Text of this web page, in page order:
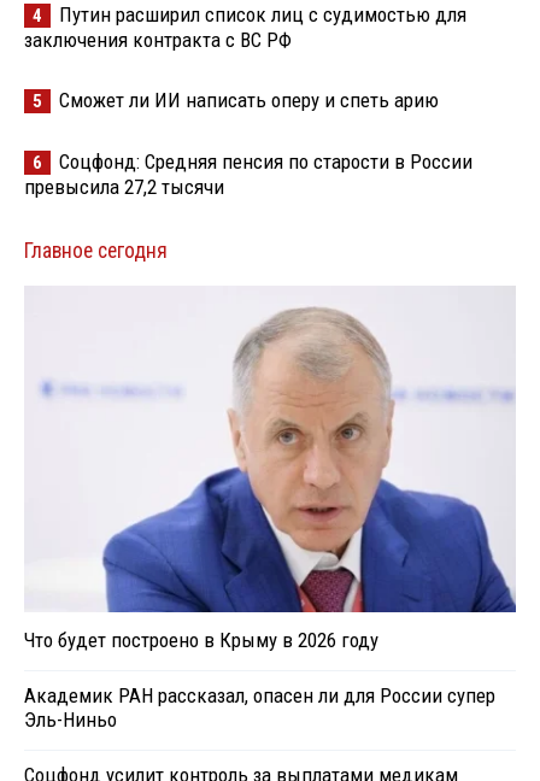
4
Путин расширил список лиц с судимостью для
заключения контракта с ВС РФ
5 Сможет ли ИИ написать оперу и спеть арию
6
Соцфонд: Средняя пенсия по старости в России
превысила 27,2 тысячи
Главное сегодня
Что будет построено в Крыму в 2026 году
Академик РАН рассказал, опасен ли для России супер
Эль-Ниньо
Соцфонд усилит контроль за выплатами медикам